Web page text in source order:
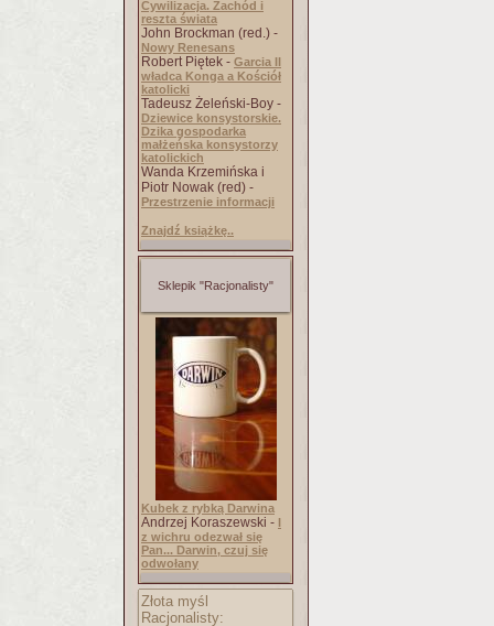
Cywilizacja. Zachód i
reszta świata
John Brockman (red.) -
Nowy Renesans
Robert Piętek - Garcia II
władca Konga a Kościół
katolicki
Tadeusz Żeleński-Boy -
Dziewice konsystorskie.
Dzika gospodarka
małżeńska konsystorzy
katolickich
Wanda Krzemińska i
Piotr Nowak (red) -
Przestrzenie informacji
Znajdź książkę..
Sklepik "Racjonalisty"
Kubek z rybką Darwina
Andrzej Koraszewski - I
z wichru odezwał się
Pan... Darwin, czuj się
odwołany
Złota myśl
Racjonalisty: